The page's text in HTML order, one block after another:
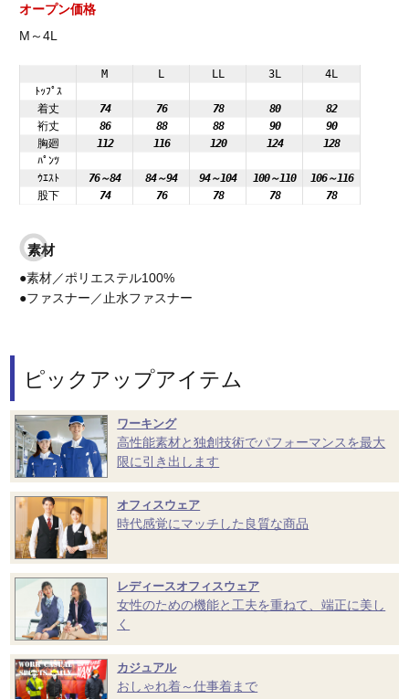
オープン価格
M～4L
M L LL 3L
4L
ﾄｯﾌﾟｽ
着丈
74 76 78 80
82
裄丈
86 88 88 90
90
胸廻
112 116 120 124
128
ﾊﾟﾝﾂ
ｳｴｽﾄ
76～84 84～94 94～104 100～110
106～116
股下
74 76 78 78 78
素材
●素材／ポリエステル100%
●ファスナー／止水ファスナー
ピックアップアイテム
ワーキング
高性能素材と独創技術でパフォーマンスを最大
限に引き出します
オフィスウェア
時代感覚にマッチした良質な商品
レディースオフィスウェア
女性のための機能と工夫を重ねて、端正に美し
く
カジュアル
おしゃれ着～仕事着まで